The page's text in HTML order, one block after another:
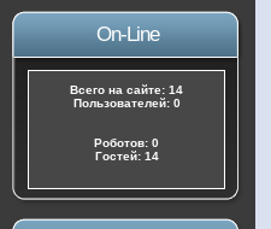
On-Line
Всего на сайте: 14
Пользователей: 0
Роботов: 0
Гостей: 14